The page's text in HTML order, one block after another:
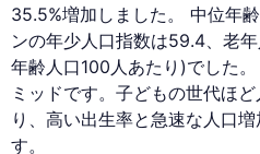
35.5%増加しました。 中位年
ンの年少人口指数は59.4、老
年齢人口100人あたり)でした
ミッドです。子どもの世代ほ
り、高い出生率と急速な人口
す。